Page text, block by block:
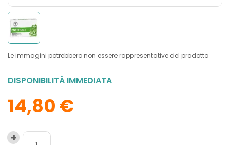
Le immagini potrebbero non essere rappresentative del prodotto
DISPONIBILITÀ IMMEDIATA
14,80 €